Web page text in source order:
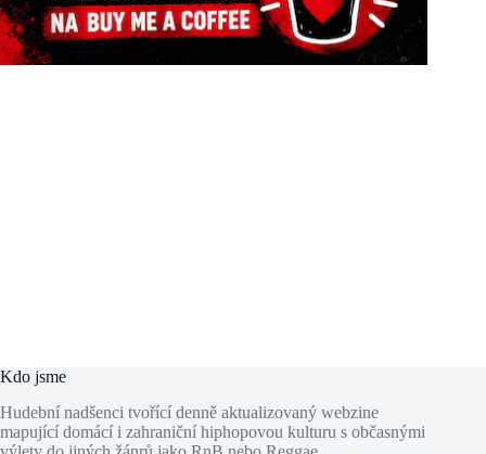
Kdo jsme
Hudební nadšenci tvořící denně aktualizovaný webzine
mapující domácí i zahraniční hiphopovou kulturu s občasnými